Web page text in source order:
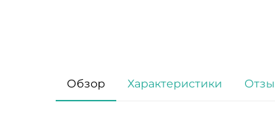
Обзор Характеристики